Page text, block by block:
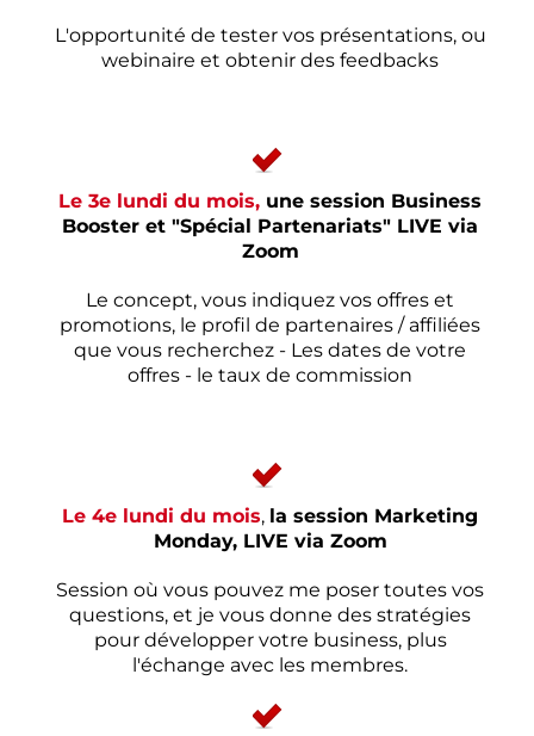
L'opportunité de tester vos présentations, ou
webinaire et obtenir des feedbacks
Le 3e lundi du mois, une session Business
Booster et "Spécial Partenariats" LIVE via
Zoom
Le concept, vous indiquez vos offres et
promotions, le profil de partenaires / affiliées
que vous recherchez - Les dates de votre
offres - le taux de commission
Le 4e lundi du mois, la session Marketing
Monday, LIVE via Zoom
Session où vous pouvez me poser toutes vos
questions, et je vous donne des stratégies
pour développer votre business, plus
l'échange avec les membres.